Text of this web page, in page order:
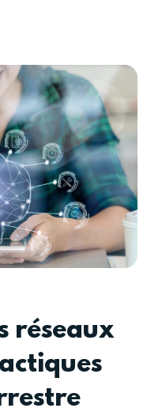
réseaux